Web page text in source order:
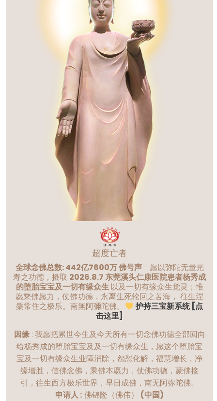
超度亡者
全球念佛总数: 442亿7600万 佛号声- 愿以弥陀无量光
寿之功德，摄取 2026.8.7 东莞溪头仁康医院患者杨秀成
的堕胎宝宝及一切有缘众生以及一切有缘众生觉灵；惟
愿乘佛愿力，仗佛功德，永离生死轮回之苦海， 往生涅
槃常住之极乐。南無阿彌陀佛。
护持三宝新系统 [点
击这里]
因缘: 我愿把累世今生及今天所有一切念佛功德全部回向
给杨秀成的堕胎宝宝及及一切有缘众生，愿这个堕胎宝
宝及一切有缘众生业障消除，怨怼化解，福慧增长，净
缘增胜，信佛念佛，乘佛本愿力，仗佛功德，蒙佛接
引，往生西方极乐世界，早日成佛，南无阿弥陀佛。
申请人 : 佛锦隆（佛伟） (中国)